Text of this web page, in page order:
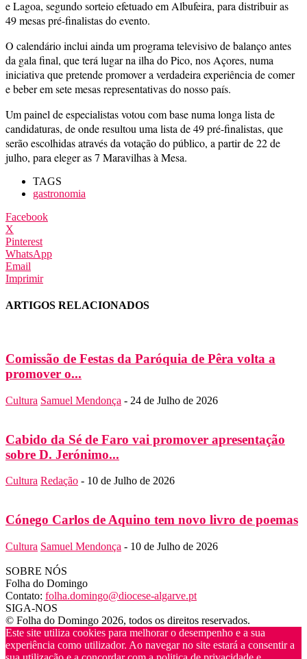
e Lagoa, segundo sorteio efetuado em Albufeira, para distribuir as
49 mesas pré-finalistas do evento.
O calendário inclui ainda um programa televisivo de balanço antes
da gala final, que terá lugar na ilha do Pico, nos Açores, numa
iniciativa que pretende promover a verdadeira experiência de comer
e beber em sete mesas representativas do nosso país.
Um painel de especialistas votou com base numa longa lista de
candidaturas, de onde resultou uma lista de 49 pré-finalistas, que
serão escolhidas através da votação do público, a partir de 22 de
julho, para eleger as 7 Maravilhas à Mesa.
TAGS
gastronomia
Facebook
X
Pinterest
WhatsApp
Email
Imprimir
ARTIGOS RELACIONADOS
Comissão de Festas da Paróquia de Pêra volta a
promover o...
Cultura Samuel Mendonça - 24 de Julho de 2026
Cabido da Sé de Faro vai promover apresentação
sobre D. Jerónimo...
Cultura Redação - 10 de Julho de 2026
Cónego Carlos de Aquino tem novo livro de poemas
Cultura Samuel Mendonça - 10 de Julho de 2026
SOBRE NÓS
Folha do Domingo
Contato: folha.domingo@diocese-algarve.pt
SIGA-NOS
© Folha do Domingo 2026, todos os direitos reservados.
Este site utiliza cookies para melhorar o desempenho e a sua
experiência como utilizador. Ao navegar no site estará a consentir a